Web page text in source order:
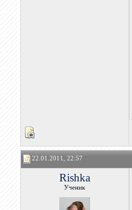
22.01.2011, 22:57
Rishka
Ученик